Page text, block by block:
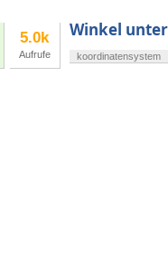
5.0k
Aufrufe
Winkel
koordinatensystem